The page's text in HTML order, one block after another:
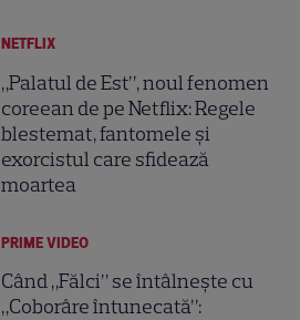
NETFLIX
„Palatul de Est”, noul fenomen
coreean de pe Netflix: Regele
blestemat, fantomele și
exorcistul care sfidează
moartea
PRIME VIDEO
Când „Fălci” se întâlnește cu
„Coborâre întunecată”: